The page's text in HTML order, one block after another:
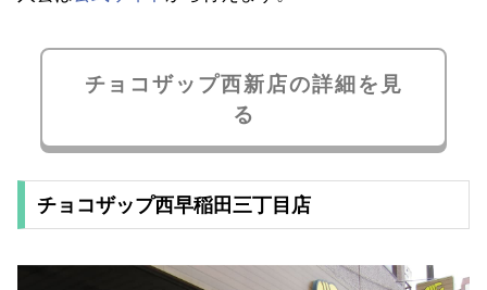
チョコザップ西新店の詳細を見
る
チョコザップ西早稲田三丁目店